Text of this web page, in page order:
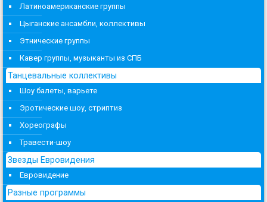
Латиноамериканские группы
Цыганские ансамбли, коллективы
Этнические группы
Кавер группы, музыканты из СПБ
Танцевальные коллективы
Шоу балеты, варьете
Эротические шоу, стриптиз
Хореографы
Травести-шоу
Звезды Евровидения
Евровидение
Разные программы